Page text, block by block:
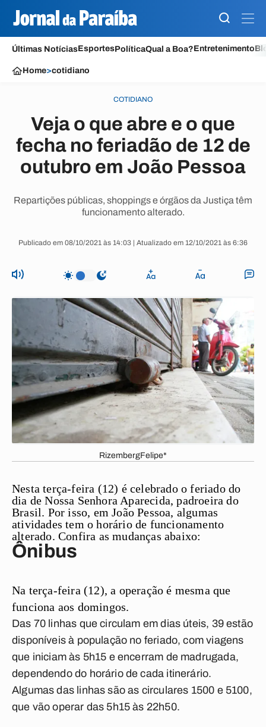
Últimas NotíciasEsportesPolíticaQual a Boa?Entretenimento
Home>cotidiano
COTIDIANO
Veja o que abre e o que
fecha no feriadão de 12 de
outubro em João Pessoa
Repartições públicas, shoppings e órgãos da Justiça têm
funcionamento alterado.
Publicado em 08/10/2021 às 14:03 | Atualizado em 12/10/2021 às 6:36
RizembergFelipe*
Nesta terça-feira (12) é celebrado o feriado do
dia de Nossa Senhora Aparecida, padroeira do
Brasil. Por isso, em João Pessoa, algumas
atividades tem o horário de funcionamento
alterado. Confira as mudanças abaixo:
Ônibus
Na terça-feira (12), a operação é mesma que
funciona aos domingos.
Das 70 linhas que circulam em dias úteis, 39 estão
disponíveis à população no feriado, com viagens
que iniciam às 5h15 e encerram de madrugada,
dependendo do horário de cada itinerário.
Algumas das linhas são as circulares 1500 e 5100,
que vão operar das 5h15 às 22h50.